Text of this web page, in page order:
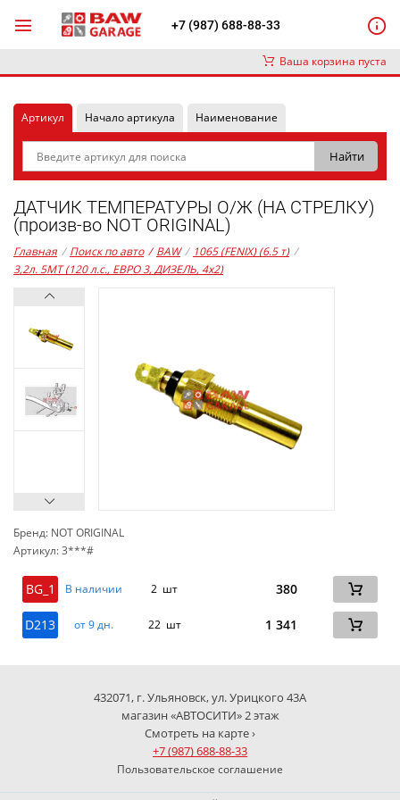
+7 (987) 688-88-33
Ваша корзина пуста
Артикул Начало артикула Наименование
ДАТЧИК ТЕМПЕРАТУРЫ О/Ж (НА СТРЕЛКУ)
(произв-во NOT ORIGINAL)
Главная / Поиск по авто / BAW / 1065 (FENIX) (6.5 т) /
3,2л. 5MT (120 л.с., ЕВРО 3, ДИЗЕЛЬ, 4x2)
Бренд: NOT ORIGINAL
Артикул: 3***#
BG_1 В наличии 2 шт 380
D213 от 9 дн. 22 шт 1 341
432071, г. Ульяновск, ул. Урицкого 43А
магазин «АВТОСИТИ» 2 этаж
Смотреть на карте ›
+7 (987) 688-88-33
Пользовательское соглашение